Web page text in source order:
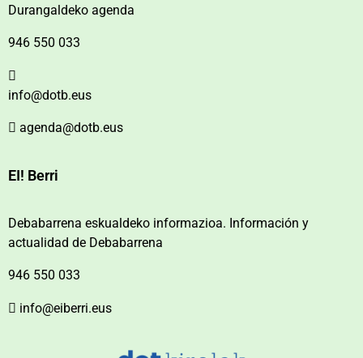
Durangaldeko agenda
946 550 033
info@dotb.eus
agenda@dotb.eus
EI! Berri
Debabarrena eskualdeko informazioa. Información y
actualidad de Debabarrena
946 550 033
info@eiberri.eus